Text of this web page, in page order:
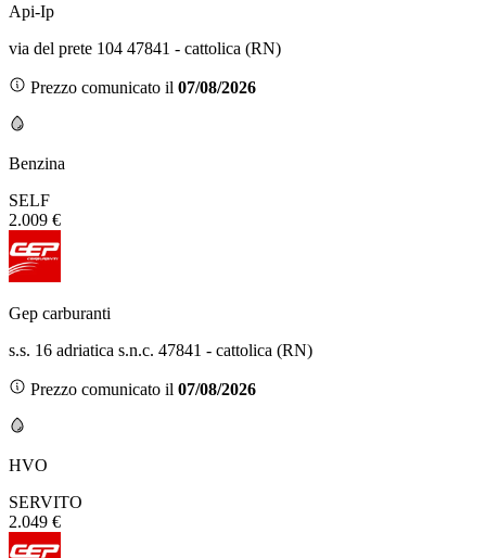
Api-Ip
via del prete 104 47841 - cattolica (RN)
Prezzo comunicato il 07/08/2026
Benzina
SELF
2.009 €
Gep carburanti
s.s. 16 adriatica s.n.c. 47841 - cattolica (RN)
Prezzo comunicato il 07/08/2026
HVO
SERVITO
2.049 €